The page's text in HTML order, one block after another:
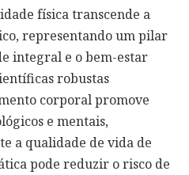
física transcende a
representando um pilar
integral e o bem-estar
robustas
corporal promove
e mentais,
a qualidade de vida de
pode reduzir o risco de